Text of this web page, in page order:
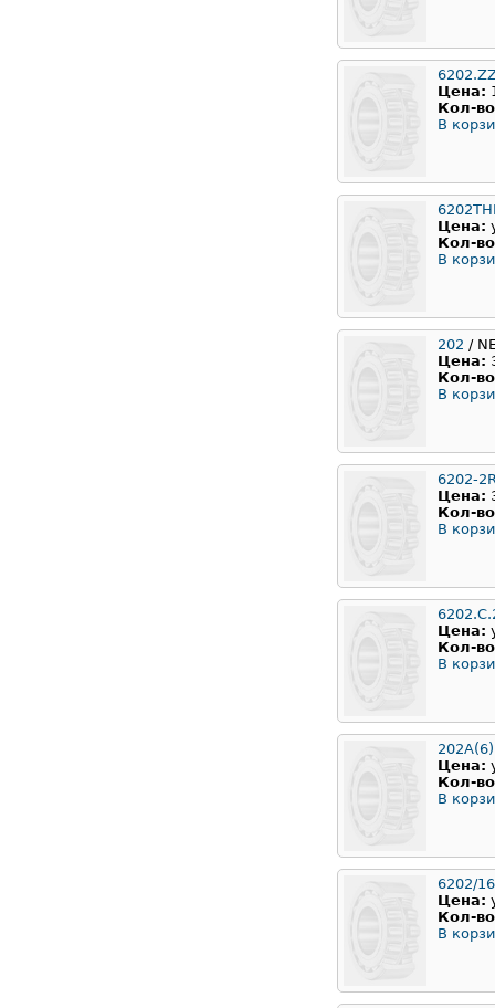
Цена:
Кол-
В
Цена:
Кол-
В
202 /
Цена:
Кол-
В
6202-
Цена:
Кол-
В
Цена:
Кол-
В
202A(6)
Цена:
Кол-
В
6202/
Цена:
Кол-
В